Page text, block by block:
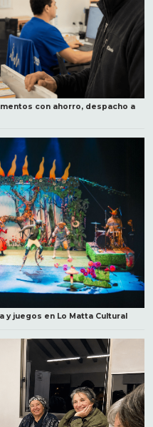
con ahorro, despacho a
y juegos en Lo Matta Cultural